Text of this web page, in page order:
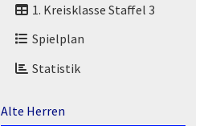
1. Kreisklasse Staffel 3
Spielplan
Statistik
Alte Herren